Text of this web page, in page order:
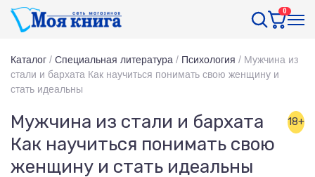
0
Каталог / Специальная литература / Психология / Мужчина из
стали и бархата Как научиться понимать свою женщину и
стать идеальны
Мужчина из стали и бархата
Как научиться понимать свою
женщину и стать идеальны
18+